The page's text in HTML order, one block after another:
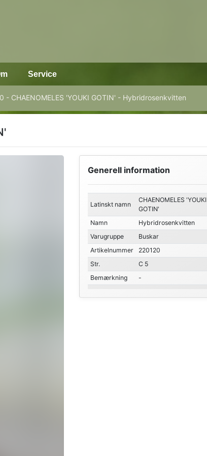
Service
- CHAENOMELES 'YOUKI GOTIN' - Hybridrosenkvitten
Generell information
Latinskt namn
CHAENOMELES 'YOUKI
GOTIN'
Namn
Hybridrosenkvitten
Varugruppe
Buskar
Artikelnummer
220120
Str.
C 5
Bemærkning
-